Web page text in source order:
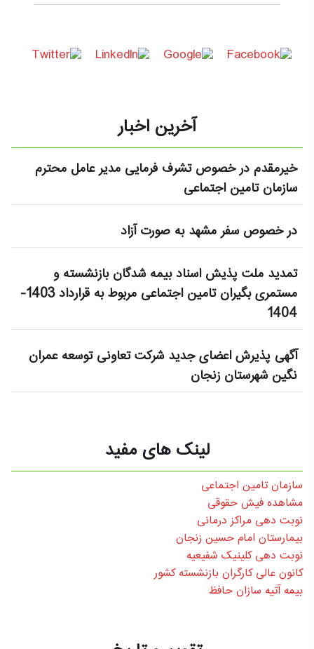
آخرین اخبار
خیرمقدم در خصوص تشرف فرمایی مدیر عامل محترم
سازمان تامین اجتماعی
در خصوص سفر مشهد به صورت آزاد
تمدید ملت پذیش اسناد بیمه شدگان بازنشسته و
مستمری بگیران تامین اجتماعی مربوط به قرارداد 1403-
1404
آگهی پذیرش اعضای جدید شرکت تعاونی توسعه عمران
نگین شهرستان زنجان
لینک های مفید
سازمان تامین اجتماعی
مشاهده فیش حقوقی
نوبت دهی مراکز درمانی
بیمارستان امام حسین زنجان
نوبت دهی کلینیک شفیعیه
کانون عالی کارگران بازنشسته کشور
بیمه آتیه سازان حافظ